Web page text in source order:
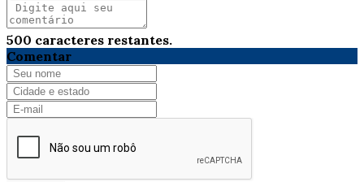
500 caracteres restantes.
Comentar